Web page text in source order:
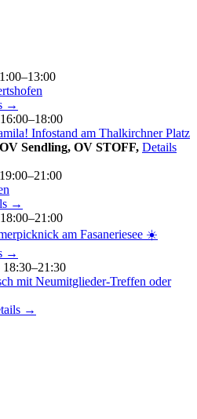
→
Infostand am Thalkirchner Platz
Sendling, OV STOFF, Details
→
am Fasaneriesee ☀️
→
mit Neumitglieder-Treffen oder
→